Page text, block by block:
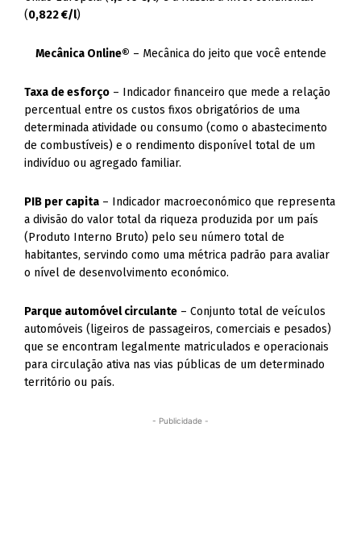
(0,822 €/l)
Mecânica Online® – Mecânica do jeito que você entende
Taxa de esforço – Indicador financeiro que mede a relação
percentual entre os custos fixos obrigatórios de uma
determinada atividade ou consumo (como o abastecimento
de combustíveis) e o rendimento disponível total de um
indivíduo ou agregado familiar.
PIB per capita – Indicador macroeconómico que representa
a divisão do valor total da riqueza produzida por um país
(Produto Interno Bruto) pelo seu número total de
habitantes, servindo como uma métrica padrão para avaliar
o nível de desenvolvimento económico.
Parque automóvel circulante – Conjunto total de veículos
automóveis (ligeiros de passageiros, comerciais e pesados)
que se encontram legalmente matriculados e operacionais
para circulação ativa nas vias públicas de um determinado
território ou país.
- Publicidade -